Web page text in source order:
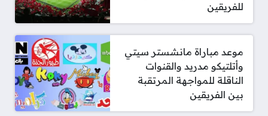
للفريقين
موعد مباراة مانشستر سيتي
وأتلتيكو مدريد والقنوات
الناقلة للمواجهة المرتقبة
بين الفريقين